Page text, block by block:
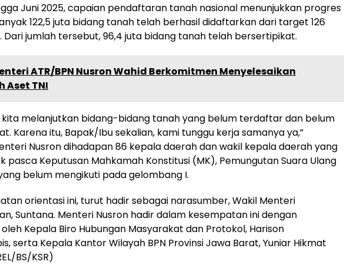
Juni 2025, capaian pendaftaran tanah nasional menunjukkan progres
122,5 juta bidang tanah telah berhasil didaftarkan dari target 126
Dari jumlah tersebut, 96,4 juta bidang tanah telah bersertipikat.
ATR/BPN Nusron Wahid Berkomitmen Menyelesaikan
Aset TNI
kita melanjutkan bidang-bidang tanah yang belum terdaftar dan belum
Karena itu, Bapak/Ibu sekalian, kami tunggu kerja samanya ya,”
Nusron dihadapan 86 kepala daerah dan wakil kepala daerah yang
pasca Keputusan Mahkamah Konstitusi (MK), Pemungutan Suara Ulang
belum mengikuti pada gelombang I.
orientasi ini, turut hadir sebagai narasumber, Wakil Menteri
Suntana. Menteri Nusron hadir dalam kesempatan ini dengan
Kepala Biro Hubungan Masyarakat dan Protokol, Harison
serta Kepala Kantor Wilayah BPN Provinsi Jawa Barat, Yuniar Hikmat
BS/KSR)